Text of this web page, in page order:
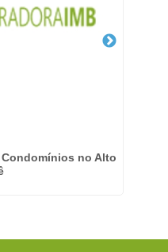
Condomínios no Alto